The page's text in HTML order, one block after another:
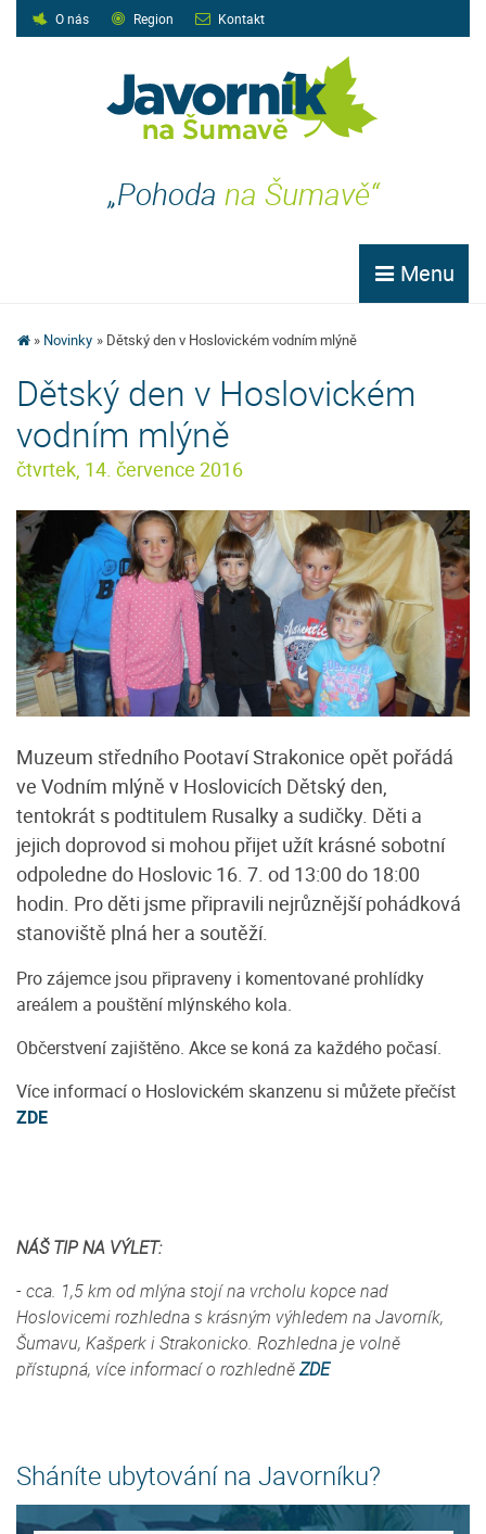
O nás Region Kontakt
„Pohoda na Šumavě“
Menu
Novinky Dětský den v Hoslovickém vodním mlýně
Dětský den v Hoslovickém
vodním mlýně
čtvrtek, 14. července 2016
Muzeum středního Pootaví Strakonice opět pořádá
ve Vodním mlýně v Hoslovicích Dětský den,
tentokrát s podtitulem Rusalky a sudičky. Děti a
jejich doprovod si mohou přijet užít krásné sobotní
odpoledne do Hoslovic 16. 7. od 13:00 do 18:00
hodin. Pro děti jsme připravili nejrůznější pohádková
stanoviště plná her a soutěží.
Pro zájemce jsou připraveny i komentované prohlídky
areálem a pouštění mlýnského kola.
Občerstvení zajištěno. Akce se koná za každého počasí.
Více informací o Hoslovickém skanzenu si můžete přečíst
ZDE
NÁŠ TIP NA VÝLET:
- cca. 1,5 km od mlýna stojí na vrcholu kopce nad
Hoslovicemi rozhledna s krásným výhledem na Javorník,
Šumavu, Kašperk i Strakonicko. Rozhledna je volně
přístupná, více informací o rozhledněZDE
Sháníte ubytování na Javorníku?